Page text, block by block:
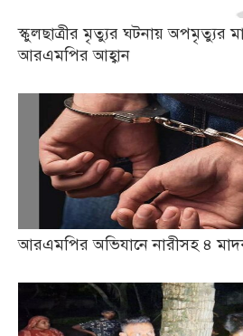
স্কুলছাত্রীর মৃত্যুর ঘটনায় অপমৃত্যুর
আরএমপির আহ্বান
আরএমপির অভিযানে নারীসহ ৪ মাদক